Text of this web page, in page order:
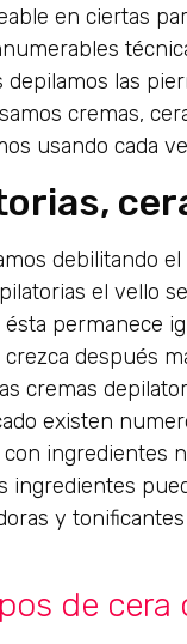
en ciertas
las
cremas,
usando cada
debilitando
el vello
permanece
después
cremas
existen
ingredientes
ingredientes
y
de cera